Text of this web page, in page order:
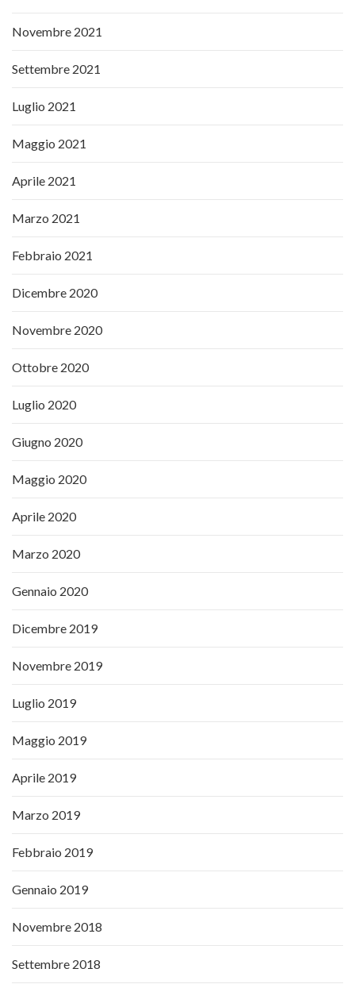
Novembre 2021
Settembre 2021
Luglio 2021
Maggio 2021
Aprile 2021
Marzo 2021
Febbraio 2021
Dicembre 2020
Novembre 2020
Ottobre 2020
Luglio 2020
Giugno 2020
Maggio 2020
Aprile 2020
Marzo 2020
Gennaio 2020
Dicembre 2019
Novembre 2019
Luglio 2019
Maggio 2019
Aprile 2019
Marzo 2019
Febbraio 2019
Gennaio 2019
Novembre 2018
Settembre 2018